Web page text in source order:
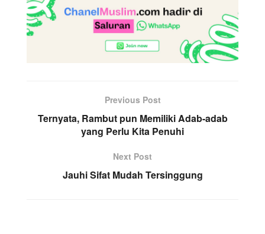
Previous Post
Ternyata, Rambut pun Memiliki Adab-adab
yang Perlu Kita Penuhi
Next Post
Jauhi Sifat Mudah Tersinggung